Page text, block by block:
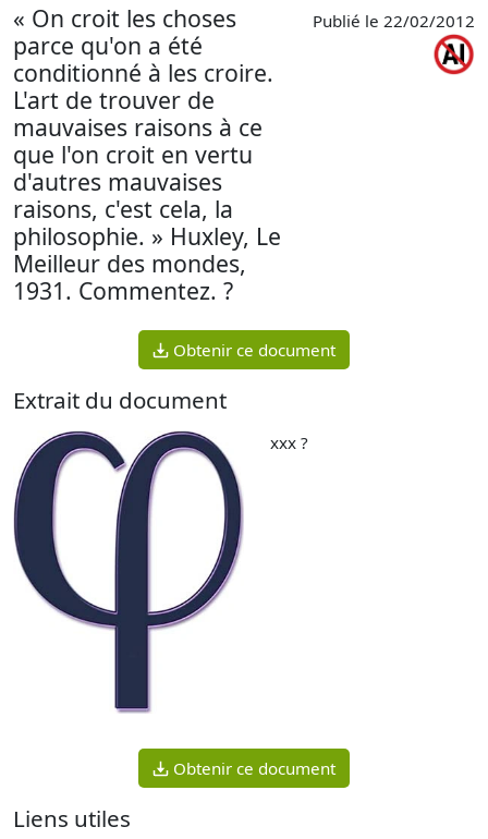
« On croit les choses
parce qu'on a été
conditionné à les croire.
L'art de trouver de
mauvaises raisons à ce
que l'on croit en vertu
d'autres mauvaises
raisons, c'est cela, la
philosophie. » Huxley, Le
Meilleur des mondes,
1931. Commentez. ?
Publié le 22/02/2012
Obtenir ce document
Extrait du document
xxx ?
Obtenir ce document
Liens utiles